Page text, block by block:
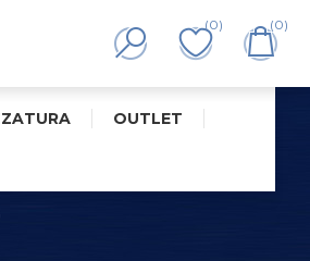
(0) (0)
OUTLET